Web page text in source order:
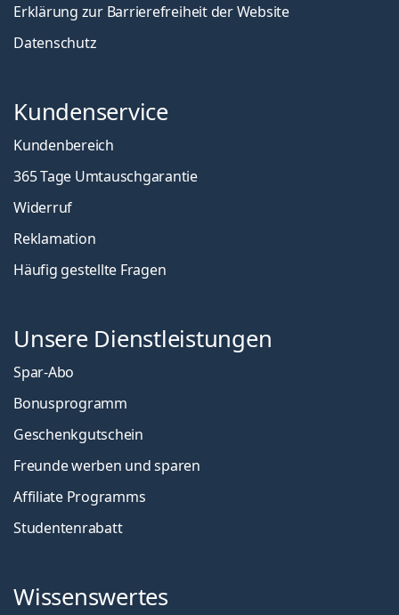
Erklärung zur Barrierefreiheit der Website
Datenschutz
Kundenservice
Kundenbereich
365 Tage Umtauschgarantie
Widerruf
Reklamation
Häufig gestellte Fragen
Unsere Dienstleistungen
Spar-Abo
Bonusprogramm
Geschenkgutschein
Freunde werben und sparen
Affiliate Programms
Studentenrabatt
Wissenswertes